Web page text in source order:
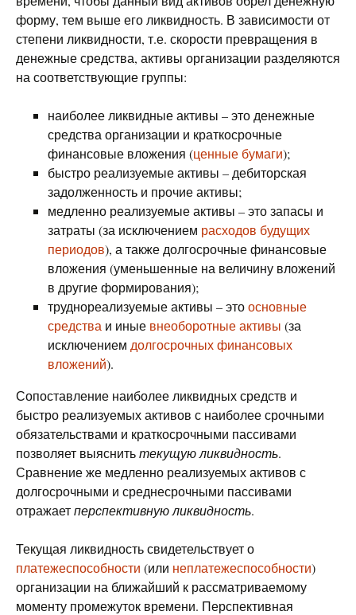
форму, тем выше его ликвидность. В зависимости от
степени ликвидности, т.е. скорости превращения в
денежные средства, активы организации разделяются
на соответствующие группы:
наиболее ликвидные активы – это денежные
средства организации и краткосрочные
финансовые вложения (ценные бумаги);
быстро реализуемые активы – дебиторская
задолженность и прочие активы;
медленно реализуемые активы – это запасы и
затраты (за исключением расходов будущих
периодов), а также долгосрочные финансовые
вложения (уменьшенные на величину вложений
в другие формирования);
труднореализуемые активы – этоосновные
средства и иные внеоборотные активы (за
исключением долгосрочных финансовых
вложений).
Сопоставление наиболее ликвидных средств и
быстро реализуемых активов с наиболее срочными
обязательствами и краткосрочными пассивами
позволяет выяснитьтекущую ликвидность.
Сравнение же медленно реализуемых активов с
долгосрочными и среднесрочными пассивами
отражаетперспективную ликвидность.
Текущая ликвидность свидетельствует о
платежеспособности (или неплатежеспособности)
организации на ближайший к рассматриваемому
моменту промежуток времени. Перспективная